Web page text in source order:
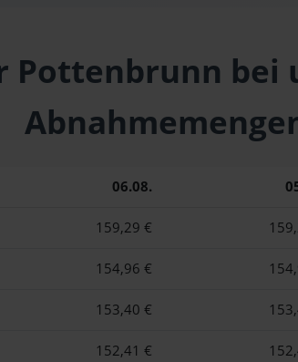
Pottenbrunn bei
06.08.
159,29 €
154,96 €
153,40 €
152,41 €